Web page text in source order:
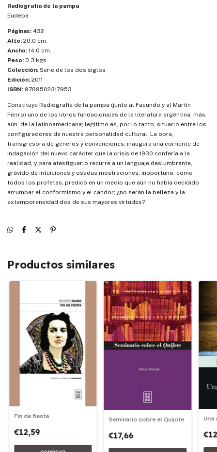
Radiografía de la pampa
Eudeba
Páginas: 432
Alto: 20.0 cm.
Ancho: 14.0 cm.
Peso: 0.3 kgs.
Colección: Serie de los dos siglos
Edición: 2011
ISBN: 9789502317953
Constituye Radiografía de la pampa (junto al Facundo y al Martín
Fierro) uno de los libros fundacionales de la literatura argentina; más
aún, de la latinoamericana; legitimo es, por lo tanto, situarlo entre los
configuradores de nuestra personalidad cultural. La obra,
transgresora de géneros y convenciones, inaugura una corriente de
indagación del nuevo carácter que la crisis de 1930 confería a la
realidad, y para atestiguarlo recurre a un lenguaje deslumbrante,
grávido de intuiciones y osadas mostraciones. Inoportuno, como
todos los profetas, predicó en un medio que aún no había decidido
arrumbar el conformismo y el candor; ¿no serán la belleza y la
extemporaneidad dos de sus mayores virtudes?
Productos similares
Fin de fiesta
€12,59
Seminario sobre el Quijote
€17,66
Una